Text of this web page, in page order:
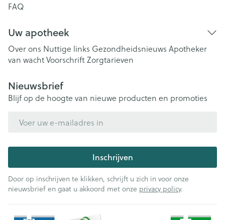
FAQ
Uw apotheek
Over ons Nuttige links Gezondheidsnieuws Apotheker
van wachtVoorschriftZorgtarieven
Nieuwsbrief
Blijf op de hoogte van nieuwe producten en promoties
Inschrijven
Door op inschrijven te klikken, schrijft u zich in voor onze
nieuwsbrief en gaat u akkoord met onze privacy policy.